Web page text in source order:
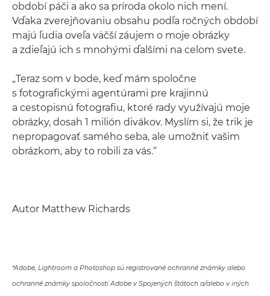
období páči a ako sa príroda okolo nich mení.
Vďaka zverejňovaniu obsahu podľa ročných období
majú ľudia oveľa väčší záujem o moje obrázky
a zdieľajú ich s mnohými ďalšími na celom svete.
„Teraz som v bode, keď mám spoločne
s fotografickými agentúrami pre krajinnú
a cestopisnú fotografiu, ktoré rady využívajú moje
obrázky, dosah 1 milión divákov. Myslím si, že trik je
nepropagovať samého seba, ale umožniť vašim
obrázkom, aby to robili za vás.“
Autor Matthew Richards
*Adobe, Lightroom a Photoshop sú registrované ochranné známky alebo
ochranné známky spoločnosti Adobe v Spojených štátoch a/alebo v iných